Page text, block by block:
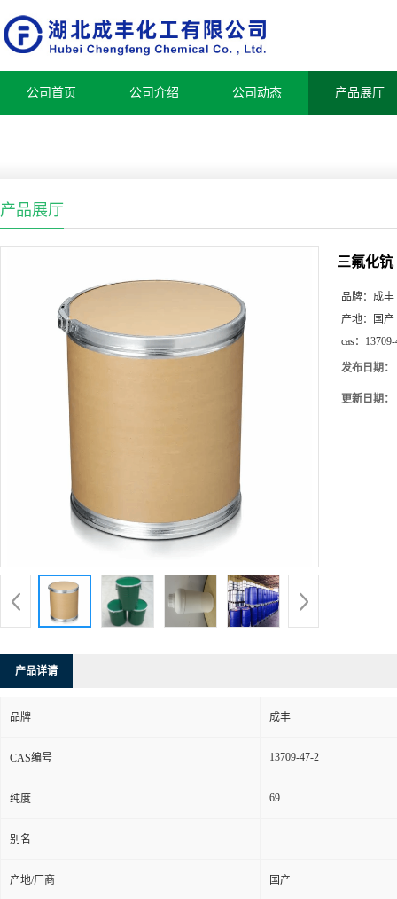
公司首页 公司介绍 公司动态 产品展厅
产品展厅
三氟化钪
品牌： 成丰
产地：
国产
cas：
发布日期：
更新日期：
产品详请
品牌 成丰
CAS编号 13709-47-2
纯度 69
别名 -
产地/厂商 国产